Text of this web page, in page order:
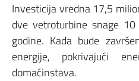
Investicija vredna 17,5
dve vetroturbine snage
godine. Kada bude
energije, pokrivajući
domaćinstava.